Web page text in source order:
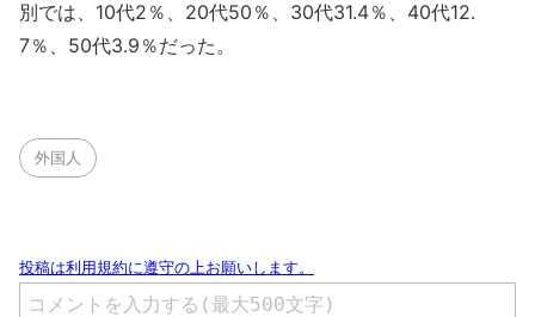
別では、10代2％、20代50％、30代31.4％、40代12.
7％、50代3.9％だった。
外国人